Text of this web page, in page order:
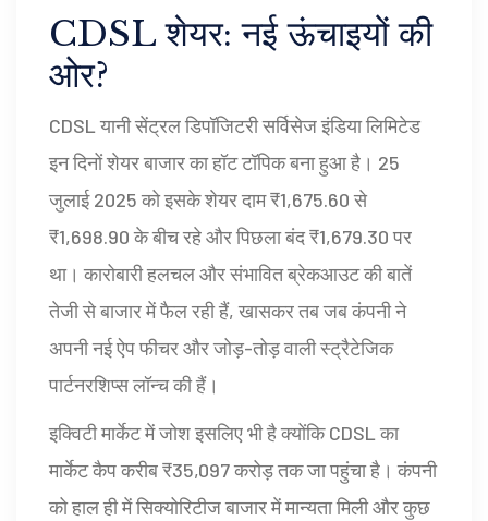
CDSL शेयर: नई ऊंचाइयों की
ओर?
CDSL यानी सेंट्रल डिपॉजिटरी सर्विसेज इंडिया लिमिटेड
इन दिनों शेयर बाजार का हॉट टॉपिक बना हुआ है। 25
जुलाई 2025 को इसके शेयर दाम ₹1,675.60 से
₹1,698.90 के बीच रहे और पिछला बंद ₹1,679.30 पर
था। कारोबारी हलचल और संभावित ब्रेकआउट की बातें
तेजी से बाजार में फैल रही हैं, खासकर तब जब कंपनी ने
अपनी नई ऐप फीचर और जोड़-तोड़ वाली स्ट्रैटेजिक
पार्टनरशिप्स लॉन्च की हैं।
इक्विटी मार्केट में जोश इसलिए भी है क्योंकि CDSL का
मार्केट कैप करीब ₹35,097 करोड़ तक जा पहुंचा है। कंपनी
को हाल ही में सिक्योरिटीज बाजार में मान्यता मिली और कुछ